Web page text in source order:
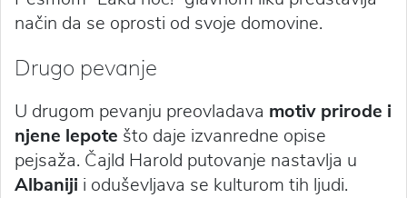
način da se oprosti od svoje domovine.
Drugo pevanje
U drugom pevanju preovladava motiv prirode i
njene lepote što daje izvanredne opise
pejsaža. Čajld Harold putovanje nastavlja u
Albaniji i oduševljava se kulturom tih ljudi.